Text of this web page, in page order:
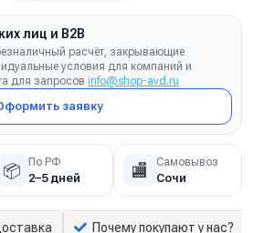
лиц и B2B
расчёт, закрывающие
условия для компаний и
для запросов info@shop-avd.ru
заявку
📦 По РФ
2–5 дней 🏬 Самовывоз
Сочи
Почему покупают у нас?